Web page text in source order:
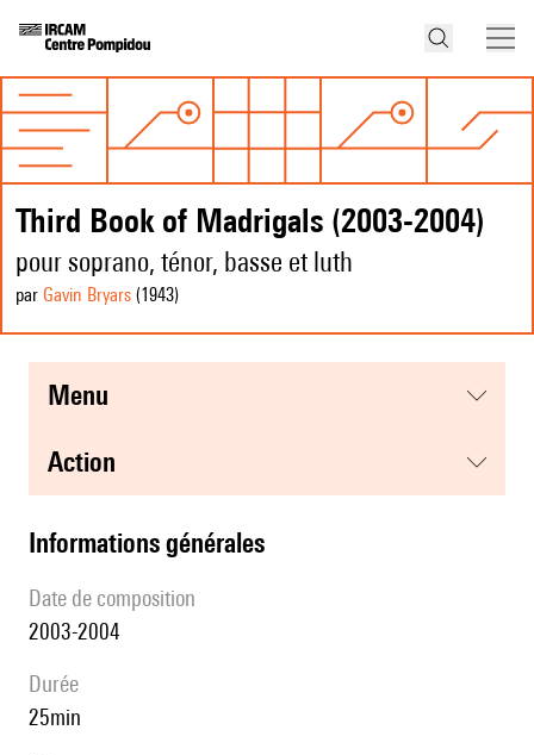
Third Book of Madrigals (2003-2004)
pour soprano, ténor, basse et luth
par Gavin Bryars (1943)
menu
action
informations générales
date de composition
2003-2004
durée
25min